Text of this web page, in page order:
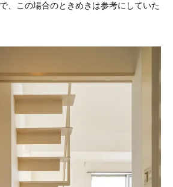
、この場合のときめきは参考にしていた